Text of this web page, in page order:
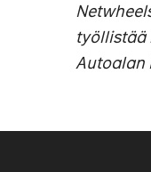
työllistää
Autoalan